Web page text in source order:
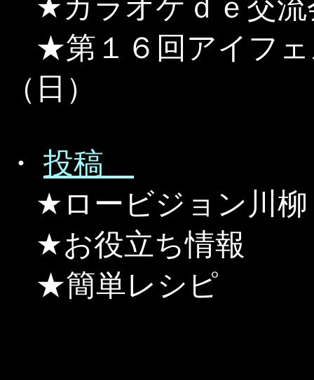
★カラオケｄｅ交
★第１６回アイフ
（日）
・ 投稿
★ロービジョン川柳
★お役立ち情報
★簡単レシピ